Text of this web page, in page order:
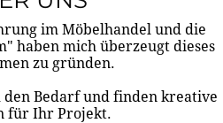
im Möbelhandel und die
haben mich überzeugt dieses
zu gründen.
Bedarf und finden kreative
für Ihr Projekt.